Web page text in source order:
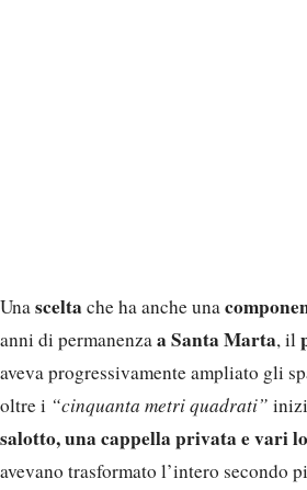
Unascelta che ha anche una
anni di permanenzaa Santa Marta, il
aveva progressivamente ampliato gli
oltre i “cinquanta metri quadrati”
salotto, una cappella privata e vari
avevano trasformato l’intero secondo